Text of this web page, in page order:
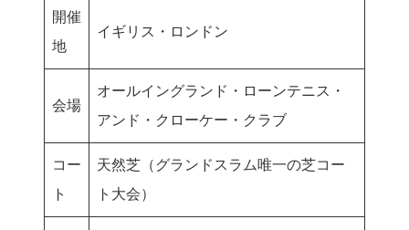
開催
地
イギリス・ロンドン
会場
オールイングランド・ローンテニス・
アンド・クローケー・クラブ
コー
ト
天然芝（グランドスラム唯一の芝コー
ト大会）